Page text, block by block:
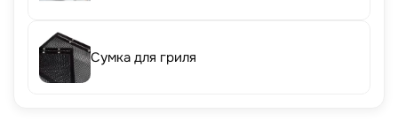
Сумка для гриля